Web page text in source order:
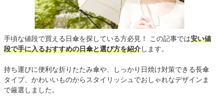
手頃な値段で買える日傘を探している方必見！ この記事では安い値
段で手に入るおすすめの日傘と選び方を紹介します。
持ち運びに便利な折りたたみ傘や、しっかり日焼け対策できる長傘
タイプ、かわいいものからスタイリッシュでおしゃれなデザインま
で厳選しました。